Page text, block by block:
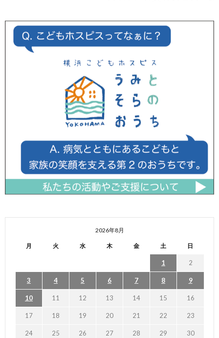
2026年8月
月 火 水 木 金 土 日
1 2
3 4 5 6 7 8 9
10 11 12 13 14 15 16
17 18 19 20 21 22 23
24 25 26 27 28 29 30